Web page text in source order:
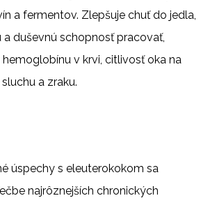
a fermentov. Zlepšuje chuť do jedla,
duševnú schopnosť pracovať,
v krvi, citlivosť oka na
a zraku.
úspechy s eleuterokokom sa
najrôznejších chronických